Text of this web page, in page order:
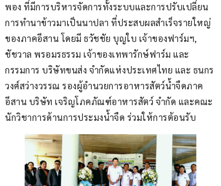
พอง ที่มีการบริหารจัดการทั้งระบบและการปรับเปลี่ยน
การทำนาข้าวมาเป็นนาปลา ที่ประสบผลสำเร็จรายใหญ่
ของภาคอีสาน โดยมี ธวัชชัย บุญใบ เจ้าของฟาร์มฯ,
ชัชวาล พรอมรธรรม เจ้าของเทพารักษ์ฟาร์ม และ
กรรมการ บริษัทขนส่ง จำกัดแห่งประเทศไทย และ ธนกร
วงศ์สว่างวรรณ รองผู้อำนวยการอาหารสัตว์น้ำจืดภาค
อีสาน บริษัท เจริญโภคภัณฑ์อาหารสัตว์ จำกัด และคณะ
นักวิชาการด้านการประมงน้ำจืด ร่วมให้การต้อนรับ